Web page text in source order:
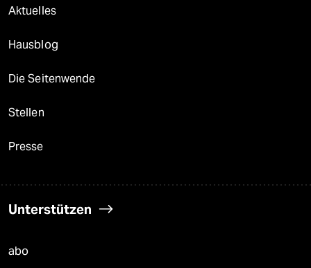
Aktuelles
Hausblog
Die Seitenwende
Stellen
Presse
Unterstützen
abo